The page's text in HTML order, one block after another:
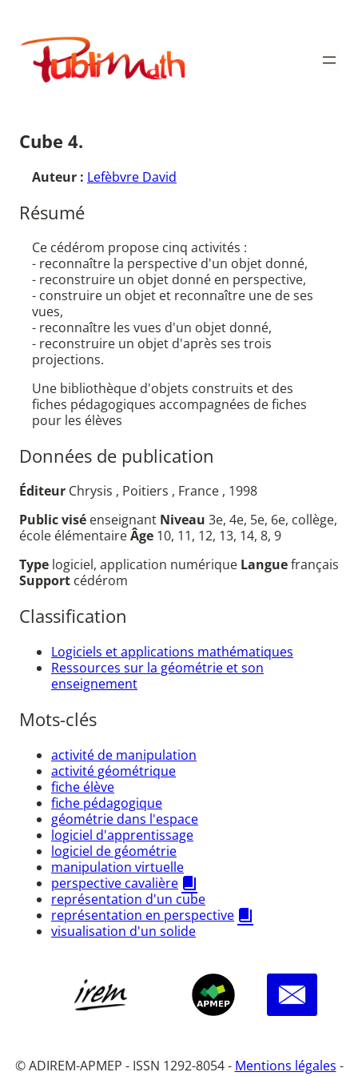
contenu
Publimath
Cube 4.
Auteur : Lefèbvre David
Résumé
Ce cédérom propose cinq activités :
- reconnaître la perspective d'un objet donné,
- reconstruire un objet donné en perspective,
- construire un objet et reconnaître une de ses
vues,
- reconnaître les vues d'un objet donné,
- reconstruire un objet d'après ses trois
projections.
Une bibliothèque d'objets construits et des
fiches pédagogiques accompagnées de fiches
pour les élèves
Données de publication
Éditeur Chrysis , Poitiers , France , 1998
Public visé enseignant Niveau 3e, 4e, 5e, 6e, collège,
école élémentaireÂge 10, 11, 12, 13, 14, 8, 9
Type logiciel, application numérique Languefrançais
Support cédérom
Classification
Logiciels et applications mathématiques
Ressources sur la géométrie et son
enseignement
Mots-clés
activité de manipulation
activité géométrique
fiche élève
fiche pédagogique
géométrie dans l'espace
logiciel d'apprentissage
logiciel de géométrie
manipulation virtuelle
perspective cavalière
représentation d'un cube
représentation en perspective
visualisation d'un solide
© ADIREM-APMEP - ISSN 1292-8054 - Mentions légales -